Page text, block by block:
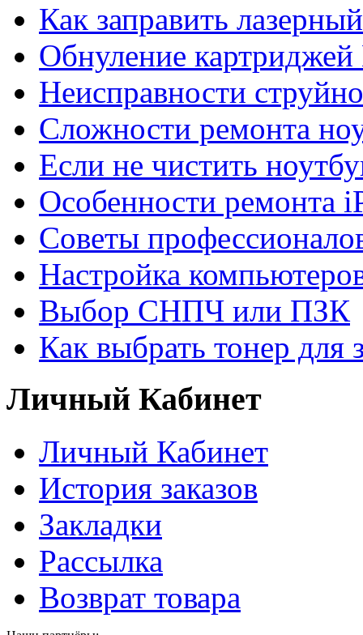
Как заправить
Обнуление
Неисправности
Сложности ремонта
Если не чистить
Особенности ремонта
Советы
Настройка
Выбор СНПЧ или ПЗК
Как выбрать тонер для
Личный Кабинет
Личный Кабинет
История заказов
Закладки
Рассылка
Возврат товара